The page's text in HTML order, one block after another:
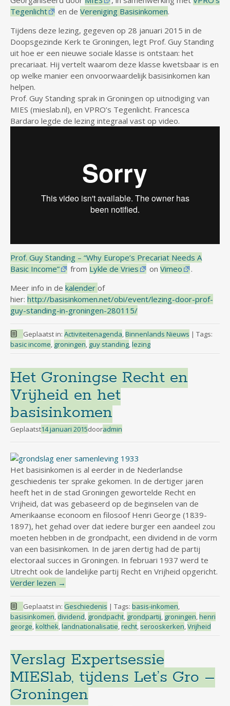
Tegenlicht
en de Vereniging Basisinkomen.
Tijdens deze lezing, gegeven op 28 januari 2015 in de
Doopsgezinde Kerk te Groningen, legt Prof. Guy Standing
uit hoe er een nieuwe sociale klasse is ontstaan: het
precariaat. Hij vertelt waarom deze klasse kwetsbaar is en
op welke manier een onvoorwaardelijk basisinkomen kan
helpen.
Prof. Guy Standing sprak in Groningen op uitnodiging van
MIES (mieslab.nl), en VPRO’s Tegenlicht. Francesca
Bardaro legde de lezing integraal vast op video.
Prof. Guy Standing – “Why Europe’s Precariat Needs A
Basic Income”
from Lykle de Vries on Vimeo
.
Meer info in de kalender of
hier: http://basisinkomen.net/obi/event/lezing-door-prof-
guy-standing-in-groningen-280115/
Geplaatst in: Activiteitenagenda,Binnenlands Nieuws | Tags:
basic income, groningen, guy standing,lezing
Het Groningse Recht en
Vrijheid en het
basisinkomen
Geplaatst14 januari 2015dooradmin
Het basisinkomen is al eerder in de Nederlandse
geschiedenis ter sprake gekomen. In de dertiger jaren
heeft het in de stad Groningen gewortelde Recht en
Vrijheid, dat was gebaseerd op de beginselen van de
Amerikaanse econoom en filosoof Henri George (1839-
1897), het gehad over dat iedere burger een aandeel zou
moeten hebben in de grondpacht, een dividend in de vorm
van een basisinkomen. In de jaren dertig had de partij
electoraal succes in Groningen. In februari 1937 werd te
Utrecht ook de landelijke partij Recht en Vrijheid opgericht.
Verder lezen →
Geplaatst in: Geschiedenis | Tags: basis-inkomen,
basisinkomen, dividend, grondpacht, grondpartij, groningen,henri
george,kolthek,landnationalisatie,recht, serooskerken,Vrijheid
Verslag Expertsessie
MIESlab, tijdens Let’s Gro –
Groningen